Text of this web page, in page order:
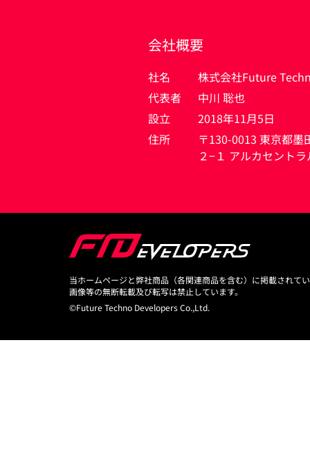
会社概要
社名
株式会社Future
代表者
中川 聡也
設立
2018年11月5日
住所
〒130-0013 東京都墨
２−１ アルカセント
当ホームページと弊社商品（各関連商品を含む）に掲載されて
画像等の無断転載及び転写は禁止しています。
©Future Techno Developers Co.,Ltd.